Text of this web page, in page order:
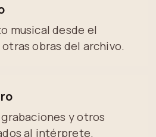
musical desde el
obras del archivo.
y otros
al intérprete.